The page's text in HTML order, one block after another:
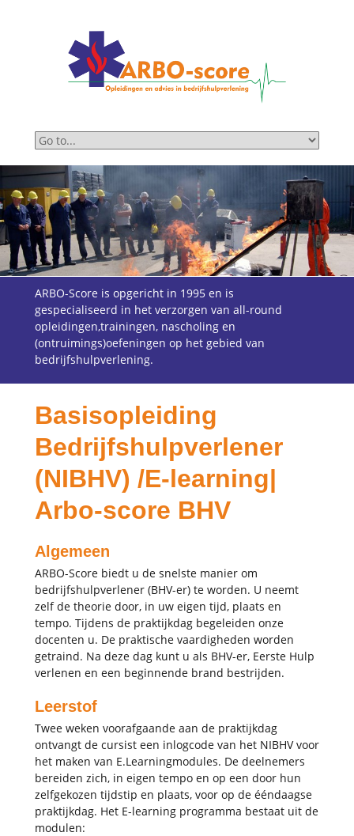
ARBO-Score is opgericht in 1995 en is
gespecialiseerd in het verzorgen van all-round
opleidingen,trainingen, nascholing en
(ontruimings)oefeningen op het gebied van
bedrijfshulpverlening.
Basisopleiding
Bedrijfshulpverlener
(NIBHV) /E-learning|
Arbo-score BHV
Algemeen
ARBO-Score biedt u de snelste manier om
bedrijfshulpverlener (BHV-er) te worden. U neemt
zelf de theorie door, in uw eigen tijd, plaats en
tempo. Tijdens de praktijkdag begeleiden onze
docenten u. De praktische vaardigheden worden
getraind. Na deze dag kunt u als BHV-er, Eerste Hulp
verlenen en een beginnende brand bestrijden.
Leerstof
Twee weken voorafgaande aan de praktijkdag
ontvangt de cursist een inlogcode van het NIBHV voor
het maken van E.Learningmodules. De deelnemers
bereiden zich, in eigen tempo en op een door hun
zelfgekozen tijdstip en plaats, voor op de ééndaagse
praktijkdag. Het E-learning programma bestaat uit de
modulen: